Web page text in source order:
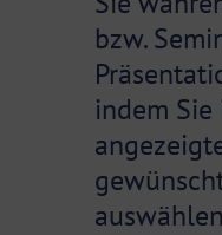
bzw.
indem